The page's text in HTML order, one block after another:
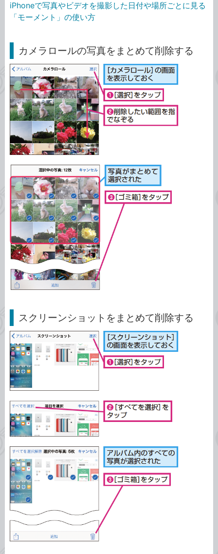
iPhoneで写真やビデオを撮影した日付や場所ごとに見る
「モーメント」の使い方
カメラロールの写真をまとめて削除する
スクリーンショットをまとめて削除する